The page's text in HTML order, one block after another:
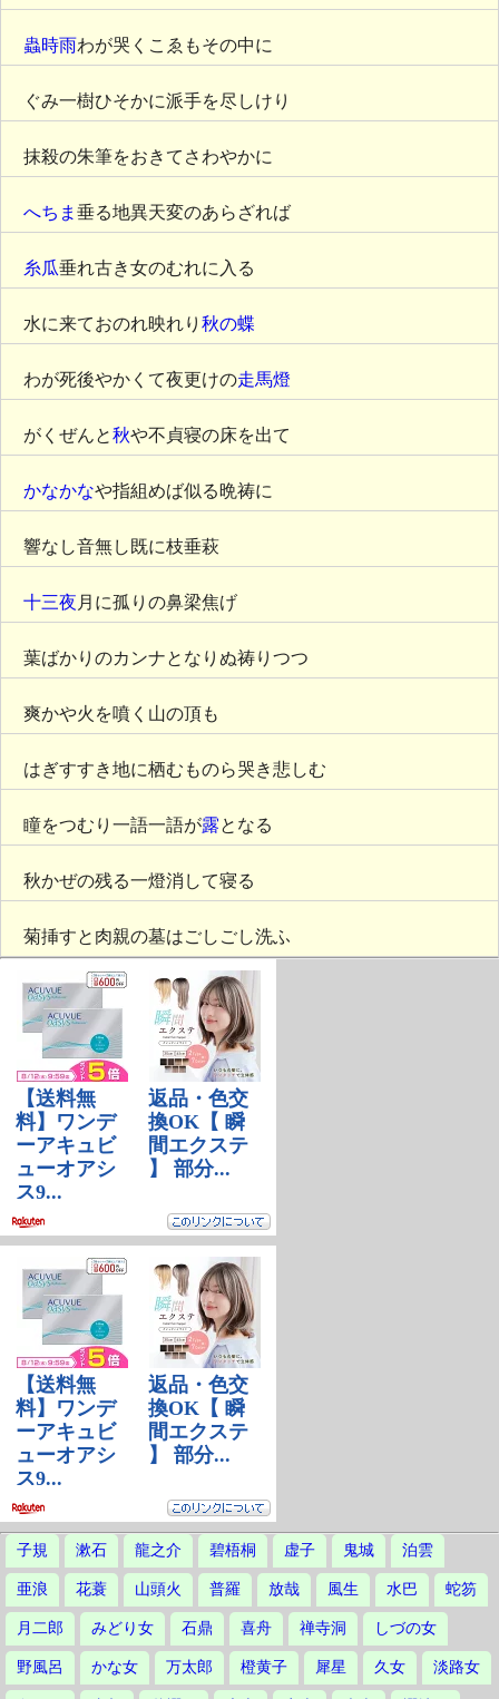
蟲時雨わが哭くこゑもその中に
ぐみ一樹ひそかに派手を尽しけり
抹殺の朱筆をおきてさわやかに
へちま 垂る地異天変のあらざれば
糸瓜垂れ古き女のむれに入る
水に来ておのれ映れり 秋の蝶
わが死後やかくて夜更けの走馬燈
がくぜんと秋や不貞寝の床を出て
かなかなや指組めば似る晩祷に
響なし音無し既に枝垂萩
十三夜 月に孤りの鼻梁焦げ
葉ばかりのカンナとなりぬ祷りつつ
爽かや火を噴く山の頂も
はぎすすき地に栖むものら哭き悲しむ
瞳をつむり一語一語が露となる
秋かぜの残る一燈消して寝る
菊挿すと肉親の墓はごしごし洗ふ
子規 漱石 龍之介 碧梧桐 虚子 鬼城 泊雲
亜浪 花蓑 山頭火 普羅 放哉 風生 水巴 蛇笏
月二郎 みどり女 石鼎 喜舟 禅寺洞 しづの女
野風呂 かな女 万太郎 橙黄子 犀星 久女 淡路女